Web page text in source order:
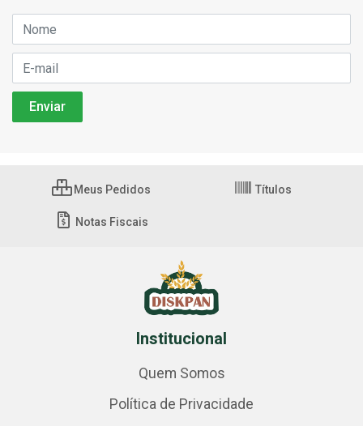
Meus Pedidos Títulos
Notas Fiscais
Institucional
Quem Somos
Política de Privacidade